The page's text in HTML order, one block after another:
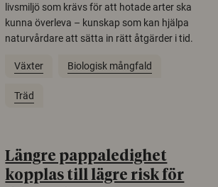
livsmiljö som krävs för att hotade arter ska
kunna överleva – kunskap som kan hjälpa
naturvårdare att sätta in rätt åtgärder i tid.
Växter Biologisk mångfald
Träd
Längre pappaledighet
kopplas till lägre risk för